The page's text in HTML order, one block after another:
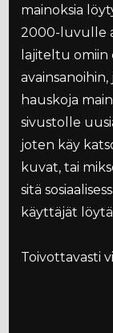
mainoksia
2000-luvulle
lajiteltu omiin
hauskoja
sivustolle
joten käy
kuvat, tai
sitä
käyttäjät
Toivottavasti